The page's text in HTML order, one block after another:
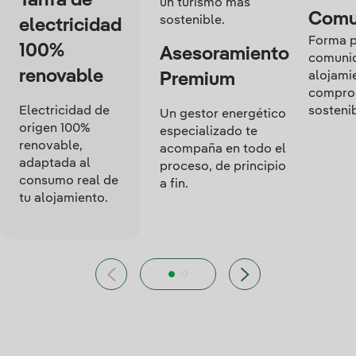
electricidad
100%
renovable
Electricidad de
origen 100%
renovable,
adaptada al
consumo real de
tu alojamiento.
un turismo más
sostenible.
Asesoramiento
Premium
Un gestor energético
especializado te
acompaña en todo el
proceso, de principio
a fin.
Forma